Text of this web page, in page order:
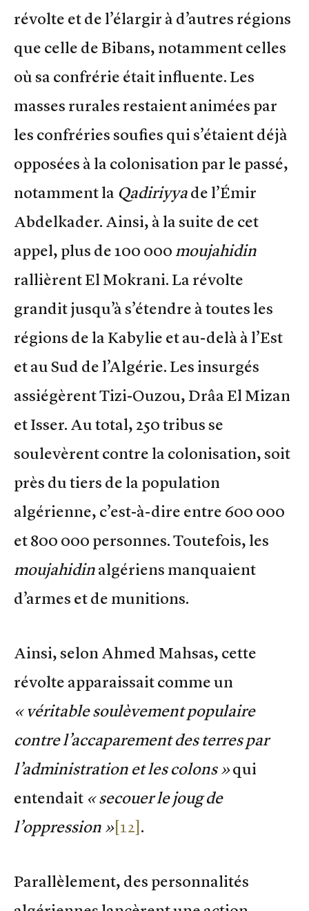
révolte et de l’élargir à d’autres régions
que celle de Bibans, notamment celles
où sa confrérie était influente. Les
masses rurales restaient animées par
les confréries soufies qui s’étaient déjà
opposées à la colonisation par le passé,
notamment la Qadiriyyade l’Émir
Abdelkader. Ainsi, à la suite de cet
appel, plus de 100 000moujahidin
rallièrent El Mokrani. La révolte
grandit jusqu’à s’étendre à toutes les
régions de la Kabylie et au-delà à l’Est
et au Sud de l’Algérie. Les insurgés
assiégèrent Tizi-Ouzou, Drâa El Mizan
et Isser. Au total, 250 tribus se
soulevèrent contre la colonisation, soit
près du tiers de la population
algérienne, c’est-à-dire entre 600 000
et 800 000 personnes. Toutefois, les
moujahidinalgériens manquaient
d’armes et de munitions.
Ainsi, selon Ahmed Mahsas, cette
révolte apparaissait comme un
« véritable soulèvement populaire
contre l’accaparement des terres par
l’administration et les colons »qui
entendait « secouer le joug de
l’oppression »[12].
Parallèlement, des personnalités